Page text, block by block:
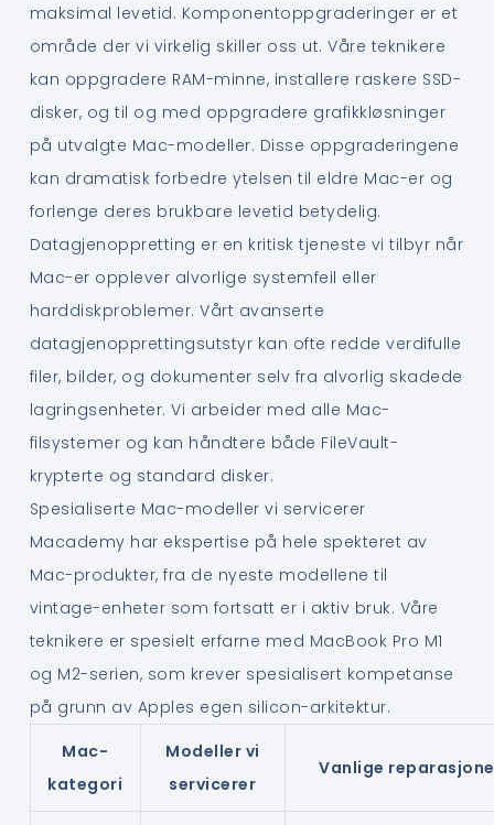
maksimal levetid. Komponentoppgraderinger er et
område der vi virkelig skiller oss ut. Våre teknikere
kan oppgradere RAM-minne, installere raskere SSD-
disker, og til og med oppgradere grafikkløsninger
på utvalgte Mac-modeller. Disse oppgraderingene
kan dramatisk forbedre ytelsen til eldre Mac-er og
forlenge deres brukbare levetid betydelig.
Datagjenoppretting er en kritisk tjeneste vi tilbyr når
Mac-er opplever alvorlige systemfeil eller
harddiskproblemer. Vårt avanserte
datagjenopprettingsutstyr kan ofte redde verdifulle
filer, bilder, og dokumenter selv fra alvorlig skadede
lagringsenheter. Vi arbeider med alle Mac-
filsystemer og kan håndtere både FileVault-
krypterte og standard disker.
Spesialiserte Mac-modeller vi servicerer
Macademy har ekspertise på hele spekteret av
Mac-produkter, fra de nyeste modellene til
vintage-enheter som fortsatt er i aktiv bruk. Våre
teknikere er spesielt erfarne med MacBook Pro M1
og M2-serien, som krever spesialisert kompetanse
på grunn av Apples egen silicon-arkitektur.
Mac-
kategori
Modeller vi
servicerer
Vanlige